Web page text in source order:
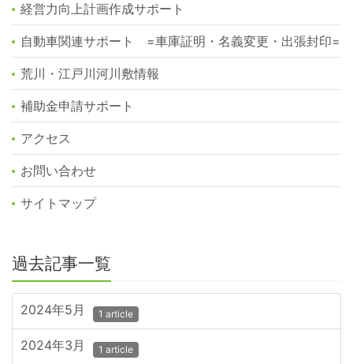
経営力向上計画作成サポート
自動車関連サポート =車庫証明・名義変更・出張封印=
荒川・江戸川河川敷情報
補助金申請サポート
アクセス
お問い合わせ
サイトマップ
過去記事一覧
2024年5月 1 article
2024年3月 1 article